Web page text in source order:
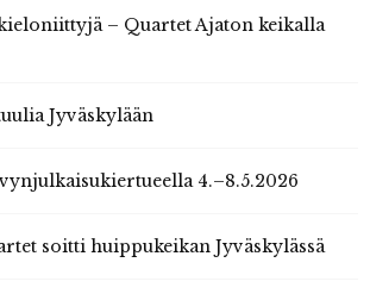
– Quartet Ajaton keikalla
Jyväskylään
4.–8.5.2026
soitti huippukeikan Jyväskylässä